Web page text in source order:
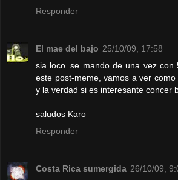
Responder
El mae del bajo 25/10/09, 17:58
sia loco..se mando de una vez con
este post-meme, vamos a ver
y la verdad si es interesante concer
saludos Karo
Responder
Costa Rica sumergida 26/10/09,